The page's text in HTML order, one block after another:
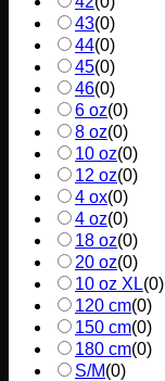
43(0)
44(0)
45(0)
46(0)
6 oz(0)
8 oz(0)
10 oz(0)
12 oz(0)
4 ox(0)
4 oz(0)
18 oz(0)
20 oz(0)
10 oz XL(0)
120 cm(0)
150 cm(0)
180 cm(0)
S/M(0)